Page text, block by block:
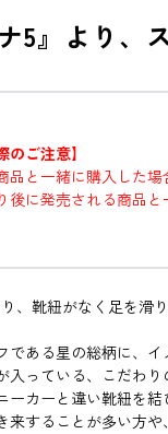
5』より、
のご注意】
品と一緒に購入した
後に発売される商品
り、靴紐がなく足を滑
である星の総柄に、
入っている、こだわり
ーカーと違い靴紐を
来することが多い方